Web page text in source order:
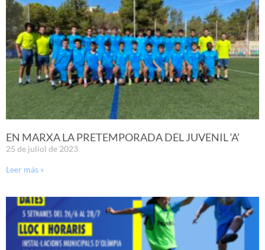
EN MARXA LA PRETEMPORADA DEL JUVENIL ‘A’
25 de juliol de 2023
Leer más »